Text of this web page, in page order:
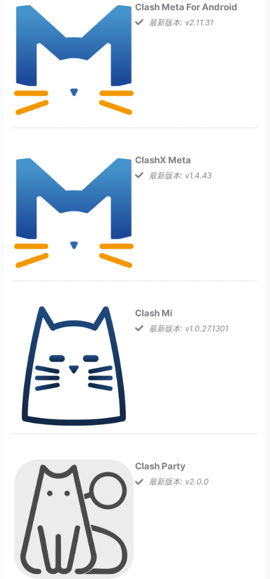
Clash Meta For Android
最新版本: v2.11.31
ClashX Meta
最新版本: v1.4.43
Clash Mi
最新版本: v1.0.27.1301
Clash Party
最新版本: v2.0.0